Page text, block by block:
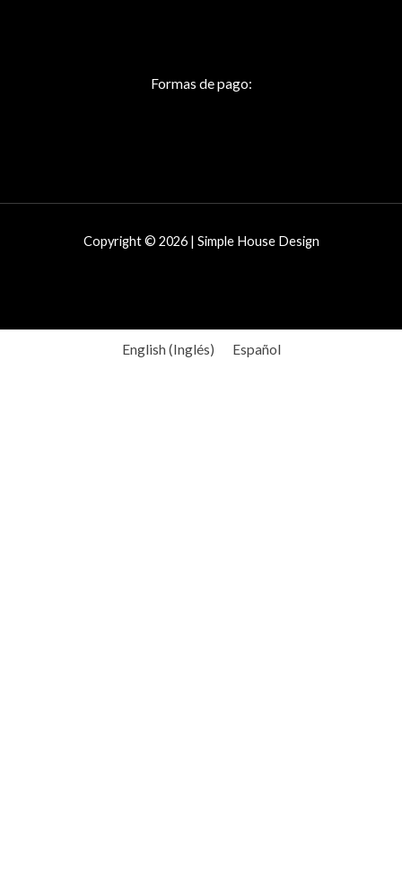
Formas de pago:
Copyright © 2026 | Simple House Design
English (Inglés) Español